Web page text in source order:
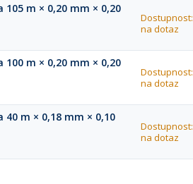
105 m × 0,20 mm × 0,20
Dostupnost:
na dotaz
100 m × 0,20 mm × 0,20
Dostupnost:
na dotaz
40 m × 0,18 mm × 0,10
Dostupnost:
na dotaz